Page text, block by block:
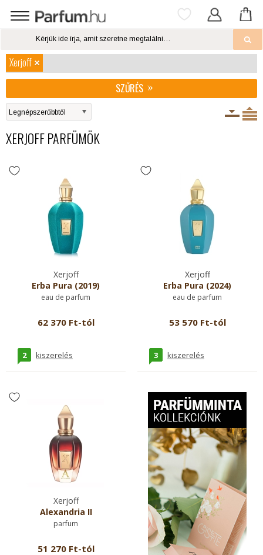
Xerjoff
SZŰRÉS
XERJOFF PARFÜMÖK
Xerjoff
Erba Pura (2019)
eau de parfum
62 370 Ft-tól
2 kiszerelés
Xerjoff
Erba Pura (2024)
eau de parfum
53 570 Ft-tól
3 kiszerelés
Xerjoff
Alexandria II
parfum
51 270 Ft-tól